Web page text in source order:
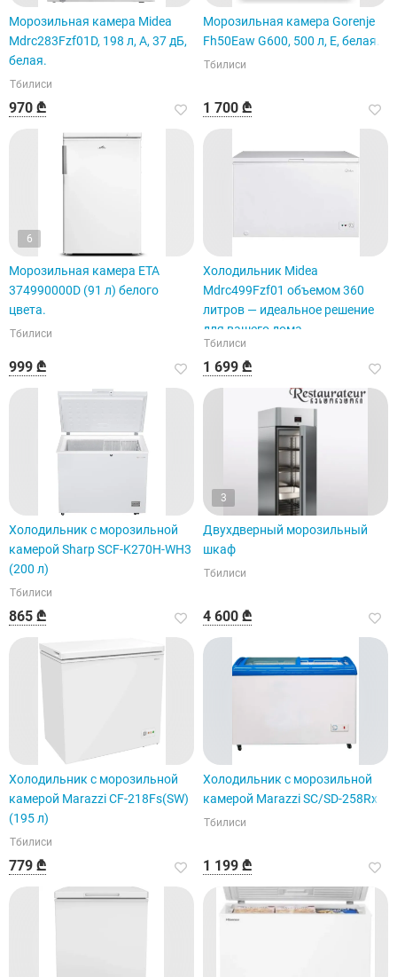
Морозильная камера Midea
Mdrc283Fzf01D, 198 л, A, 37 дБ,
белая.
Тбилиси
970 ₾
Морозильная камера Gorenje
Fh50Eaw G600, 500 л, E, белая.
Тбилиси
1 700 ₾
6
Морозильная камера ETA
374990000D (91 л) белого
цвета.
Тбилиси
999 ₾
Холодильник Midea
Mdrc499Fzf01 объемом 360
литров — идеальное решение
для вашего дома.
Тбилиси
1 699 ₾
Холодильник с морозильной
камерой Sharp SCF-K270H-WH3
(200 л)
Тбилиси
865 ₾
3
Двухдверный морозильный
шкаф
Тбилиси
4 600 ₾
Холодильник с морозильной
камерой Marazzi CF-218Fs(SW)
(195 л)
Тбилиси
779 ₾
Холодильник с морозильной
камерой Marazzi SC/SD-258Rx
Тбилиси
1 199 ₾